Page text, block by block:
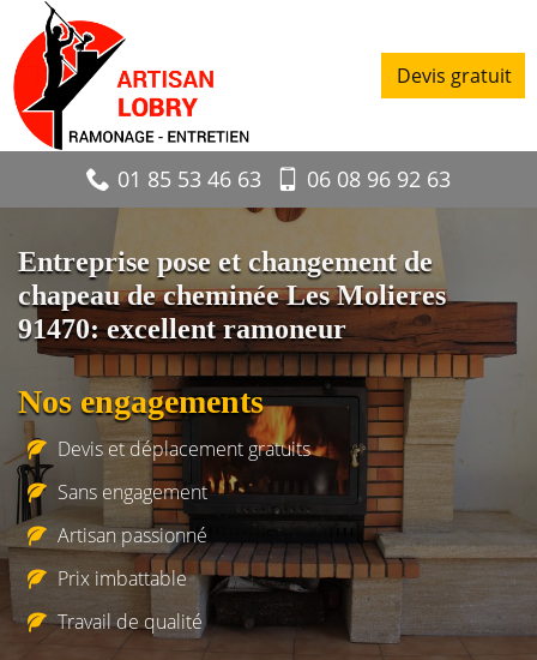
Devis gratuit
01 85 53 46 63 06 08 96 92 63
Entreprise pose et changement de
chapeau de cheminée Les Molieres
91470: excellent ramoneur
Nos engagements
Devis et déplacement gratuits
Sans engagement
Artisan passionné
Prix imbattable
Travail de qualité